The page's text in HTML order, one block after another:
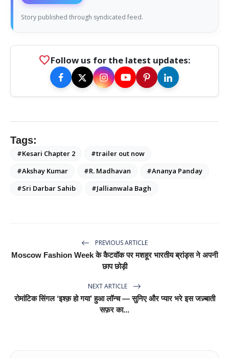
Story published through syndicated feed.
favoriteFollow us for the latest updates:
Tags:
#Kesari Chapter 2
#trailer out now
#Akshay Kumar
#R. Madhavan
#Ananya Panday
#Sri Darbar Sahib
#Jallianwala Bagh
PREVIOUS ARTICLE
Moscow Fashion Week के कैटवॉक पर मशहूर भारतीय ब्रांड्स ने अपनी
छाप छोड़ी
NEXT ARTICLE
रोमांटिक सिंगल ‘इश्क़ हो गया’ हुआ लॉन्च — सुनिए और प्यार भरे इस जज़्बाती
सफ़र का...